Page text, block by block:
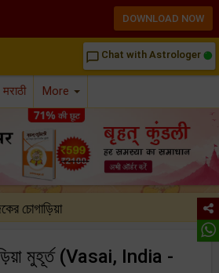
chat_bubble_outline Chat with Astrologer
मराठी More
চোগাড়িয়া
মুহূর্ত (Vasai, India -
DOWNLOAD NOW